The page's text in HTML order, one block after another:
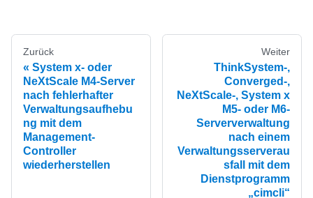
Zurück
System x- oder
NeXtScale M4-Server
nach fehlerhafter
Verwaltungsaufhebu
ng mit dem
Management-
Controller
wiederherstellen
Weiter
ThinkSystem‑,
Converged‑,
NeXtScale‑, System x
M5‑ oder M6-
Serververwaltung
nach einem
Verwaltungsserverau
sfall mit dem
Dienstprogramm
„cimcli“